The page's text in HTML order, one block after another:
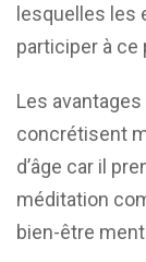
lesquelles les
participer à
Les
concrétisent
d’âge car il
méditation
bien-être